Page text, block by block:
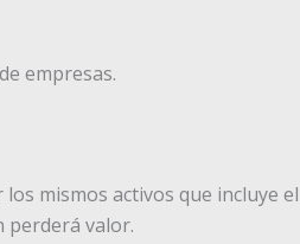
empresas.
mismos activos que incluye
perderá valor.